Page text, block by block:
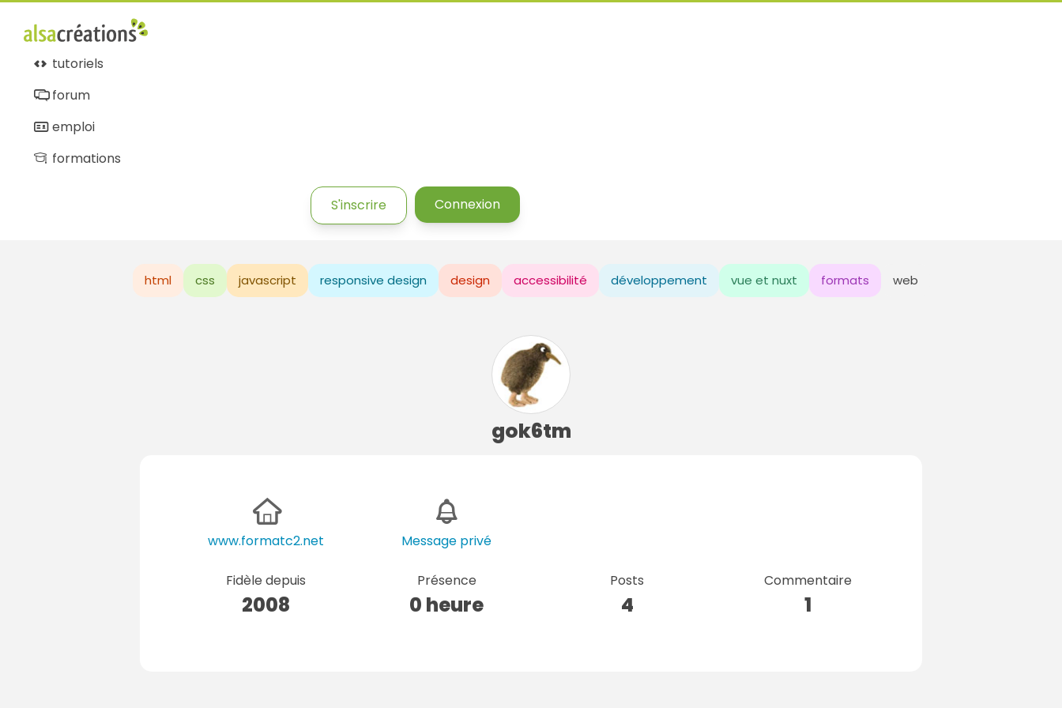
tutoriels
forum
emploi
formations
S'inscrire Connexion
html css javascript responsive design design accessibilité développement vue et nuxt formats web
gok6tm
www.formatc2.net Message privé
Fidèle depuis
2008
Présence
0 heure
Posts
4
Commentaire
1